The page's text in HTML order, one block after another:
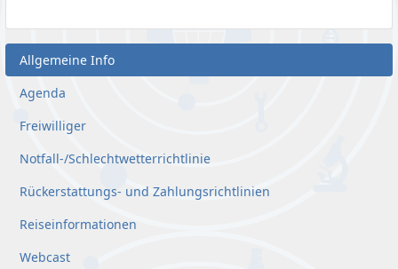
Allgemeine Info
Agenda
Freiwilliger
Notfall-/Schlechtwetterrichtlinie
Rückerstattungs- und Zahlungsrichtlinien
Reiseinformationen
Webcast